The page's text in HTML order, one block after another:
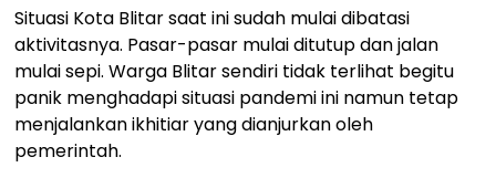
Situasi Kota Blitar saat ini sudah mulai dibatasi
aktivitasnya. Pasar-pasar mulai ditutup dan jalan
mulai sepi. Warga Blitar sendiri tidak terlihat begitu
panik menghadapi situasi pandemi ini namun tetap
menjalankan ikhitiar yang dianjurkan oleh
pemerintah.